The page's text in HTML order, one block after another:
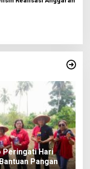
Peringati Hari
Pangan